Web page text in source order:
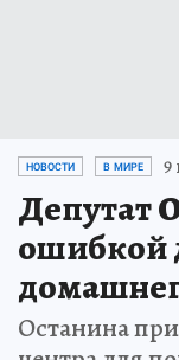
НОВОСТИ В МИРЕ 9
Депутат
ошибкой
Останина